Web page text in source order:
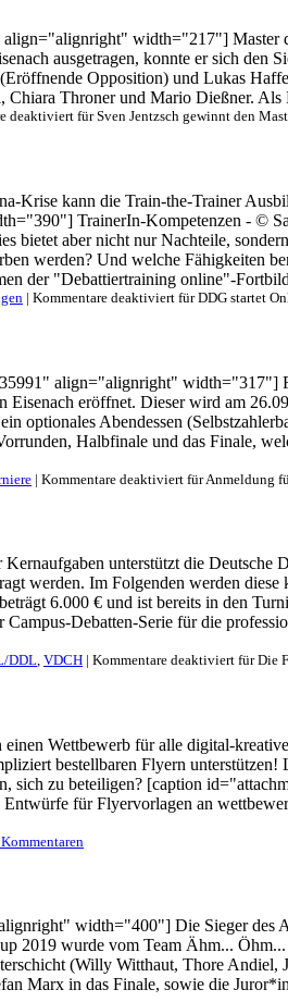
width="217"] Master
ausgetragen, konnte er sich den
Opposition) und Lukas
Throner und Mario Dießner.
deaktiviert für Sven Jentzsch gewinnt den
Krise kann die Train-the-Trainer
TrainerIn-Kompetenzen - ©
bietet aber nicht nur Nachteile,
werden? Und welche Fähigkeiten
der "Debattiertraining online"-
| Kommentare deaktiviert für DDG startet
align="alignright" width="317"]
eröffnet. Dieser wird am
optionales Abendessen
Halbfinale und das Finale,
| Kommentare deaktiviert für Anmeldung
unterstützt die Deutsche
werden. Im Folgenden werden
6.000 € und ist bereits in den
Debatten-Serie für die
DDL, VDCH | Kommentare deaktiviert für Die
Wettbewerb für alle digital-
bestellbaren Flyern
sich zu beteiligen? [caption
für Flyervorlagen an
width="400"] Die Sieger des
wurde vom Team Ähm...
(Willy Witthaut, Thore
Marx in das Finale, sowie die